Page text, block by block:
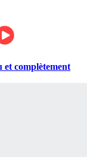
complètement